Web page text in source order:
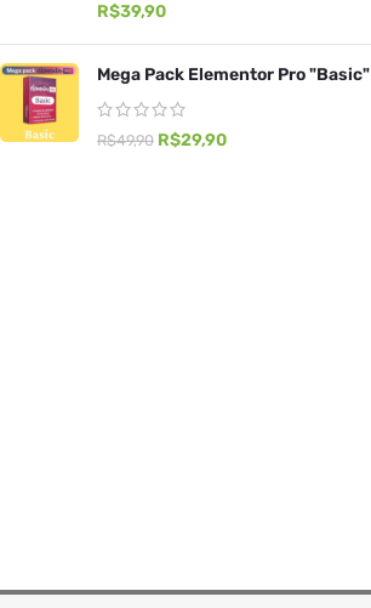
R$39,90
Mega Pack Elementor Pro "Basic"
R$49,90 R$29,90